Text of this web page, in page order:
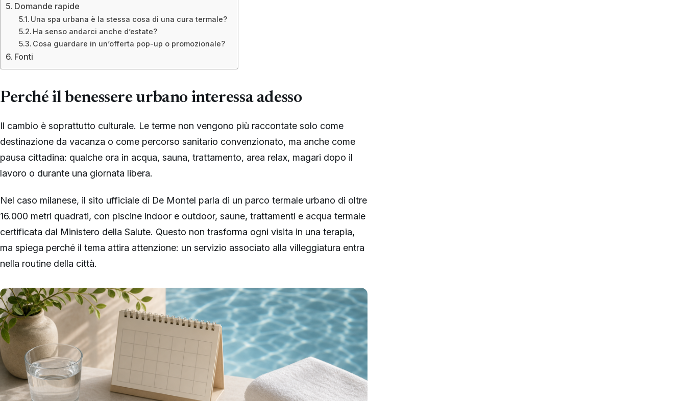
Domande rapide
Una spa urbana è la stessa cosa di una cura termale?
Ha senso andarci anche d’estate?
Cosa guardare in un’offerta pop-up o promozionale?
Fonti
Perché il benessere urbano interessa adesso
Il cambio è soprattutto culturale. Le terme non vengono più raccontate solo come
destinazione da vacanza o come percorso sanitario convenzionato, ma anche come
pausa cittadina: qualche ora in acqua, sauna, trattamento, area relax, magari dopo il
lavoro o durante una giornata libera.
Nel caso milanese, il sito ufficiale di De Montel parla di un parco termale urbano di oltre
16.000 metri quadrati, con piscine indoor e outdoor, saune, trattamenti e acqua termale
certificata dal Ministero della Salute. Questo non trasforma ogni visita in una terapia,
ma spiega perché il tema attira attenzione: un servizio associato alla villeggiatura entra
nella routine della città.